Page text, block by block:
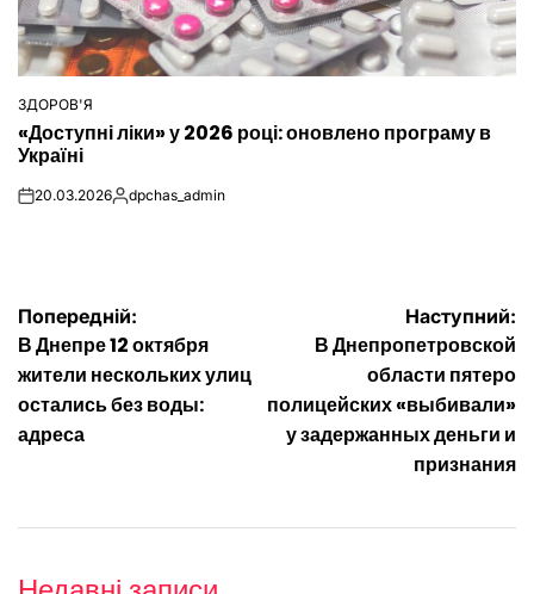
ОПУБЛІКУВАТИ
У
ЗДОРОВ'Я
«Доступні ліки» у 2026 році: оновлено програму в
Україні
on20.03.2026Опубліковано
dpchas_admin
Навігація
записів
Попередній:
В Днепре 12 октября
жители нескольких улиц
остались без воды:
адреса
Наступний:
В Днепропетровской
области пятеро
полицейских «выбивали»
у задержанных деньги и
признания